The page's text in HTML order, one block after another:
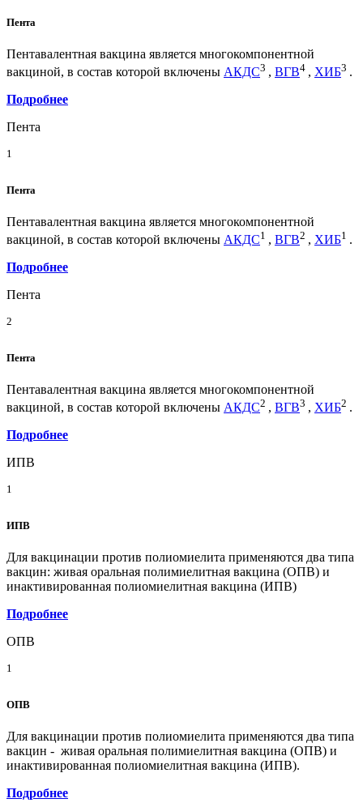
Пента
Пентавалентная вакцина является многокомпонентной
вакциной, в состав которой включены АКДС3 , ВГВ4 , ХИБ3 .
Подробнее
Пента
1
Пента
Пентавалентная вакцина является многокомпонентной
вакциной, в состав которой включены АКДС1 , ВГВ2 , ХИБ1 .
Подробнее
Пента
2
Пента
Пентавалентная вакцина является многокомпонентной
вакциной, в состав которой включены АКДС2 , ВГВ3 , ХИБ2 .
Подробнее
ИПВ
1
ИПВ
Для вакцинации против полиомиелита применяются два типа
вакцин: живая оральная полимиелитная вакцина (ОПВ) и
инактивированная полиомиелитная вакцина (ИПВ)
Подробнее
ОПВ
1
ОПВ
Для вакцинации против полиомиелита применяются два типа
вакцин - живая оральная полимиелитная вакцина (ОПВ) и
инактивированная полиомиелитная вакцина (ИПВ).
Подробнее